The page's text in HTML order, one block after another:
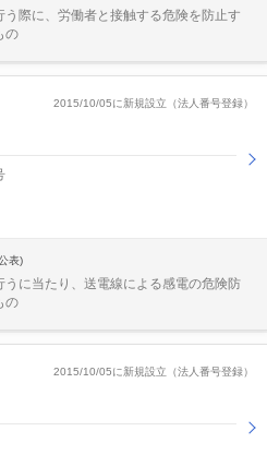
う際に、労働者と接触する危険を防止す
の
2015/10/05に新規設立（法人番号登録）
表)
に当たり、送電線による感電の危険防
の
2015/10/05に新規設立（法人番号登録）